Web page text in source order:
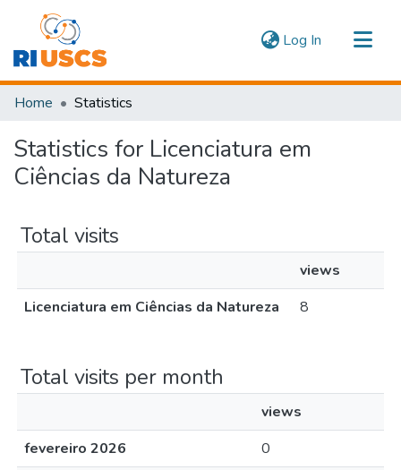
Log In (current)
Communities & Collections
Home Statistics
Statistics for Licenciatura em
Ciências da Natureza
Total visits
views
Licenciatura em Ciências da Natureza
8
Total visits per month
views
fevereiro 2026
0